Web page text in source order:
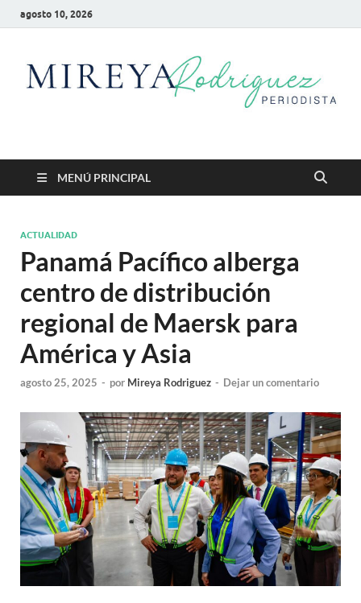
agosto 10, 2026
Mireya Rodriguez
MENÚ PRINCIPAL
ACTUALIDAD
Panamá Pacífico alberga
centro de distribución
regional de Maersk para
América y Asia
agosto 25, 2025 - por Mireya Rodriguez - Dejar un comentario